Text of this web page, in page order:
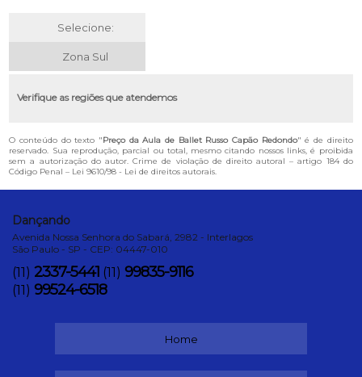
Selecione:
Zona Sul
Verifique as regiões que atendemos
O conteúdo do texto "Preço da Aula de Ballet Russo Capão Redondo" é de direito
reservado. Sua reprodução, parcial ou total, mesmo citando nossos links, é proibida
sem a autorização do autor. Crime de violação de direito autoral – artigo 184 do
Código Penal – Lei 9610/98 - Lei de direitos autorais.
Dançando
Avenida Nossa Senhora do Sabará, 2982 - Interlagos
São Paulo - SP - CEP: 04447-010
(11) 2337-5441 (11) 99835-9116
(11) 99524-6518
Home